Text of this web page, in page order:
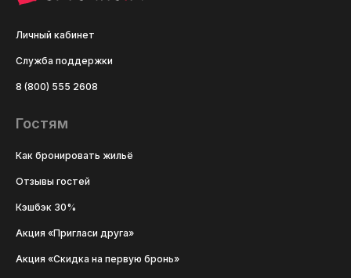
Личный кабинет
Служба поддержки
8 (800) 555 2608
Гостям
Как бронировать жильё
Отзывы гостей
Кэшбэк 30%
Акция «Пригласи друга»
Акция «Скидка на первую бронь»